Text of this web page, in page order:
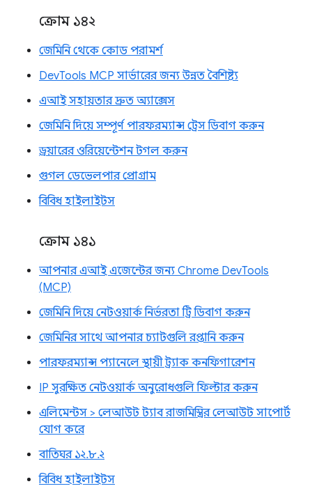
ক্রোম ১৪২
জেমিনি থেকে কোড পরামর্শ
DevTools MCP সার্ভারের জন্য উন্নত বৈশিষ্ট্য
এআই সহায়তার দ্রুত অ্যাক্সেস
জেমিনি দিয়ে সম্পূর্ণ পারফরম্যান্স ট্রেস ডিবাগ করুন
ড্রয়ারের ওরিয়েন্টেশন টগল করুন
গুগল ডেভেলপার প্রোগ্রাম
বিবিধ হাইলাইটস
ক্রোম ১৪১
আপনার এআই এজেন্টের জন্য Chrome DevTools
(MCP)
জেমিনি দিয়ে নেটওয়ার্ক নির্ভরতা ট্রি ডিবাগ করুন
জেমিনির সাথে আপনার চ্যাটগুলি রপ্তানি করুন
পারফরম্যান্স প্যানেলে স্থায়ী ট্র্যাক কনফিগারেশন
IP সুরক্ষিত নেটওয়ার্ক অনুরোধগুলি ফিল্টার করুন
এলিমেন্টস > লেআউট ট্যাব রাজমিস্ত্রির লেআউট সাপোর্ট
যোগ করে
বাতিঘর ১২.৮.২
বিবিধ হাইলাইটস